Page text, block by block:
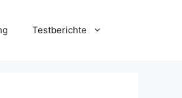
Testberichte